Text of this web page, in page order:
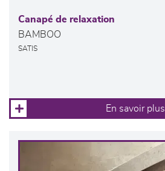
Canapé de relaxation
BAMBOO
SATIS
En savoir plus